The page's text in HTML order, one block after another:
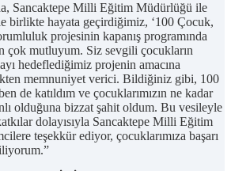
Sancaktepe Milli Eğitim Müdürlüğü ile
birlikte hayata geçirdiğimiz, ‘100 Çocuk,
projesinin kapanış programında
çok mutluyum. Siz sevgili çocukların
hedeflediğimiz projenin amacına
memnuniyet verici. Bildiğiniz gibi, 100
de katıldım ve çocuklarımızın ne kadar
olduğuna bizzat şahit oldum. Bu vesileyle
dolayısıyla Sancaktepe Milli Eğitim
teşekkür ediyor, çocuklarımıza başarı